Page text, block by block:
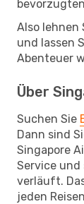
Also lehnen
und lassen
Abenteuer
Über
Suchen Sie
Dann sind
Singapore
Service und
verläuft.
jeden